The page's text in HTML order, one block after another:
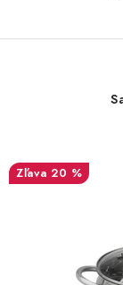
20 %